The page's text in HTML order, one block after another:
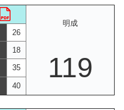
明成
26
18
119
35
40